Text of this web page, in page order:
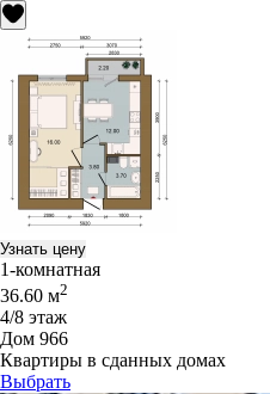
Узнать цену
1-комнатная
36.60 м2
4/8 этаж
Дом 966
Квартиры в сданных домах
Выбрать